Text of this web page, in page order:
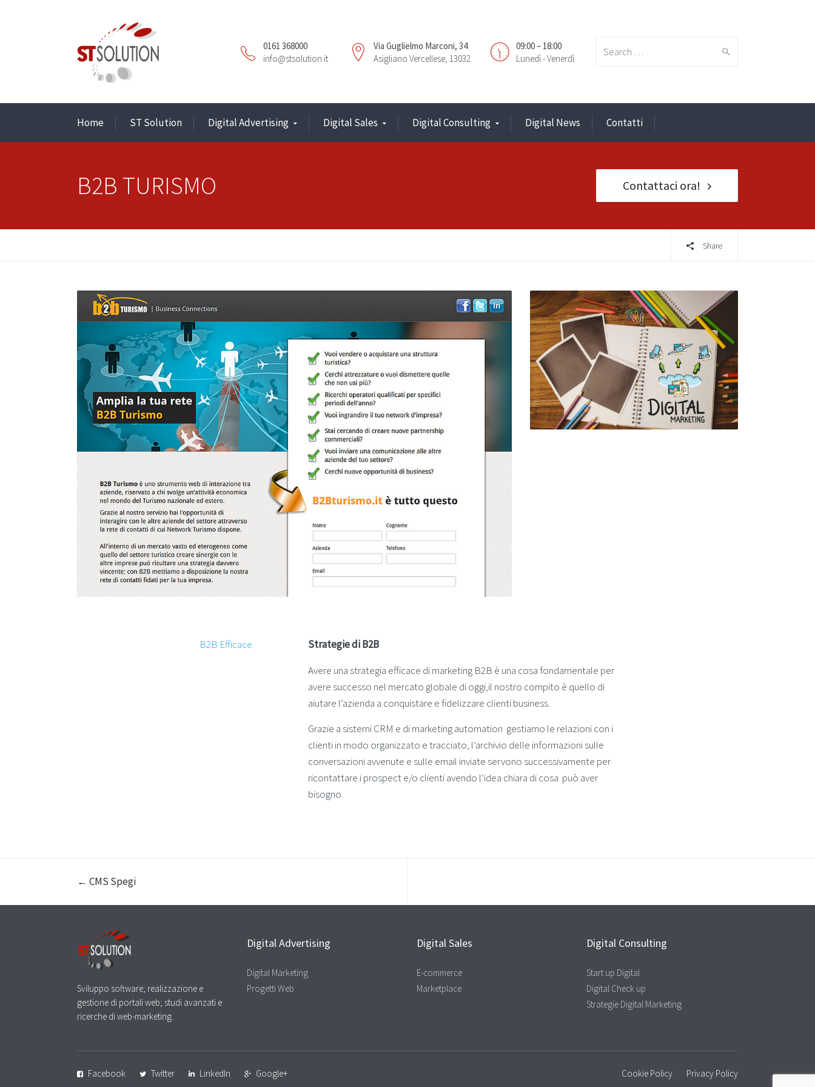
09:00 – 18:00
Lunedì - Venerdì
Via Guglielmo Marconi, 34
Asigliano Vercellese, 13032
0161 368000
info@stsolution.it
Home ST Solution Digital Advertising Digital Sales Digital Consulting Digital News Contatti
B2B TURISMO Contattaci ora!
Share
B2B Efficace
Strategie di B2B
Avere una strategia efficace di marketing B2B è una cosa fondamentale per
avere successo nel mercato globale di oggi,il nostro compito è quello di
aiutare l’azienda a conquistare e fidelizzare clienti business.
Grazie a sistemi CRM e di marketing automation gestiamo le relazioni con i
clienti in modo organizzato e tracciato, l’archivio delle informazioni sulle
conversazioni avvenute e sulle email inviate servono successivamente per
ricontattare i prospect e/o clienti avendo l’idea chiara di cosa può aver
bisogno.
← CMS Spegi
Sviluppo software; realizzazione e
gestione di portali web; studi avanzati e
ricerche di web-marketing.
Digital Advertising
Digital Marketing
Progetti Web
Digital Sales
E-commerce
Marketplace
Digital Consulting
Start up Digital
Digital Check up
Strategie Digital Marketing
Facebook Twitter LinkedIn Google+ Cookie Policy Privacy Policy